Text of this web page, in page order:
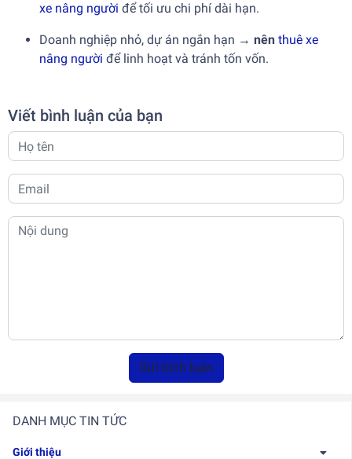
DANH MỤC TIN TỨC
Giới thiệu
xe nâng người để tối ưu chi phí dài hạn.
Doanh nghiệp nhỏ, dự án ngắn hạn → nên thuê xe
nâng người để linh hoạt và tránh tốn vốn.
Viết bình luận của bạn
Gửi bình luận